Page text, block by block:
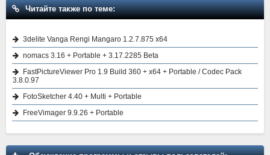
Читайте также по теме:
3delite Vanga Rengi Mangaro 1.2.7.875 x64
nomacs 3.16 + Portable + 3.17.2285 Beta
FastPictureViewer Pro 1.9 Build 360 + x64 + Portable / Codec Pack
3.8.0.97
FotoSketcher 4.40 + Multi + Portable
FreeVimager 9.9.26 + Portable